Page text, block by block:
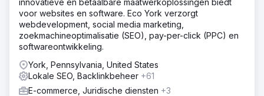
innovatieve en betaalbare maatwerkoplossingen biedt
voor websites en software. Eco York verzorgt
webdevelopment, social media marketing,
zoekmachineoptimalisatie (SEO), pay-per-click (PPC) en
softwareontwikkeling.
York, Pennsylvania, United States
Lokale SEO, Backlinkbeheer +61
E-commerce, Juridische diensten +3